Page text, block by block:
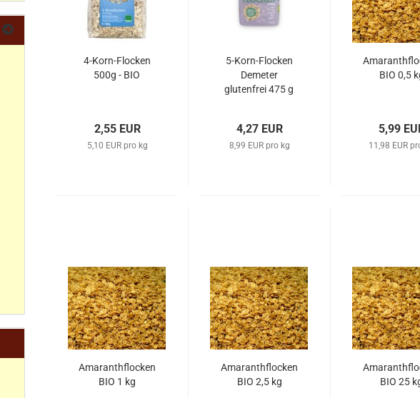
4-Korn-Flocken
500g - BIO
2,55 EUR
5,10 EUR pro kg
5-Korn-Flocken
Demeter
glutenfrei 475 g
4,27 EUR
8,99 EUR pro kg
BIO 0,5
5,99
11,98 EUR
Amaranthflocken
BIO 1 kg
Amaranthflocken
BIO 2,5 kg
BIO 25